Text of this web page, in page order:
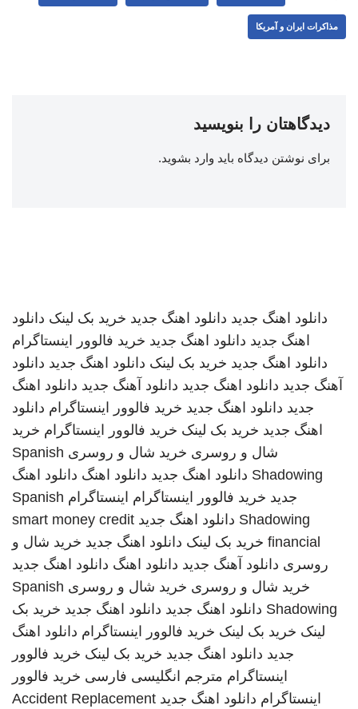
مذاکرات ایران و آمریکا
دیدگاهتان را بنویسید
برای نوشتن دیدگاه باید وارد بشوید.
دانلود اهنگ جدید دانلود اهنگ جدید خرید بک لینک دانلود
اهنگ جدید دانلود اهنگ جدید خرید فالوور اینستاگرام
دانلود اهنگ جدید خرید بک لینک دانلود اهنگ جدید دانلود
آهنگ جدید دانلود اهنگ جدید دانلود آهنگ جدید دانلود اهنگ
جدید دانلود اهنگ جدید خرید فالوور اینستاگرام دانلود
اهنگ جدید خرید بک لینک خرید فالوور اینستاگرام خرید
شال و روسری خرید شال و روسری Spanish
Shadowing دانلود اهنگ جدید دانلود اهنگ دانلود اهنگ
جدید خرید فالوور اینستاگرام اینستاگرام Spanish
Shadowing دانلود اهنگ جدید smart money credit
financial خرید بک لینک دانلود اهنگ جدید خرید شال و
روسری دانلود آهنگ جدید دانلود اهنگ دانلود اهنگ جدید
خرید شال و روسری خرید شال و روسری Spanish
Shadowing دانلود اهنگ جدید دانلود اهنگ جدید خرید بک
لینک خرید بک لینک خرید فالوور اینستاگرام دانلود اهنگ
جدید دانلود اهنگ جدید خرید بک لینک خرید فالوور
اینستاگرام مترجم انگلیسی فارسی خرید فالوور
اینستاگرام دانلود اهنگ جدید Accident Replacement